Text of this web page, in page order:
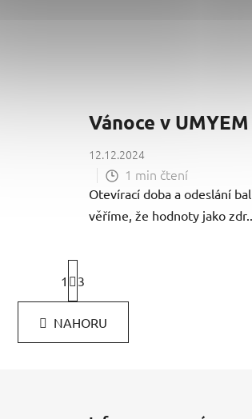
Vánoce v UMYEM
12.12.2024
1 min čtení
Otevírací doba a odeslání
věříme, že hodnoty jako
O
v
l
S
t
r
n
k
1 3
NAHORU